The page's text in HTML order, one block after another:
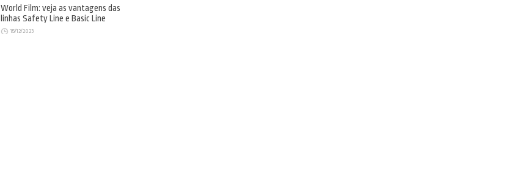
World Film: veja as vantagens das
linhas Safety Line e Basic Line
15/12/2023